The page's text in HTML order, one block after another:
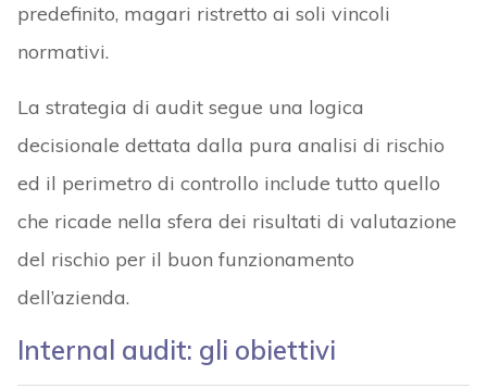
predefinito, magari ristretto ai soli vincoli
normativi.
La strategia di audit segue una logica
decisionale dettata dalla pura analisi di rischio
ed il perimetro di controllo include tutto quello
che ricade nella sfera dei risultati di valutazione
del rischio per il buon funzionamento
dell’azienda.
Internal audit: gli obiettivi